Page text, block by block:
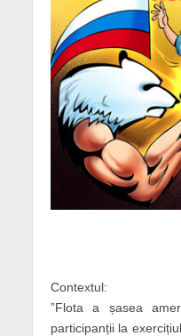
Contextul:
”Flota a șasea
participanții la